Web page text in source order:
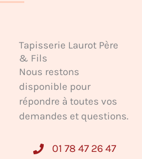
Tapisserie Laurot Père
& Fils
Nous restons
disponible pour
répondre à toutes vos
demandes et questions.
01 78 47 26 47